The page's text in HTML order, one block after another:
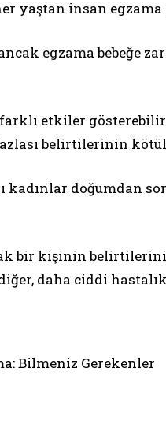
yaştan insan
egzama bebeğe
etkiler gösterebilir.
belirtilerinin
kadınlar doğumdan
bir kişinin
daha ciddi